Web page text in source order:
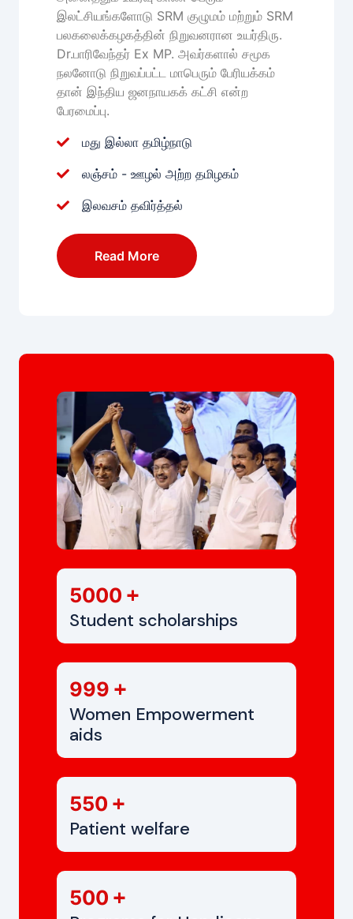
இலட்சியங்களோடு SRM குழுமம் மற்றும் SRM
பலகலைக்கழகத்தின் நிறுவனரான உயர்திரு.
Dr.பாரிவேந்தர் Ex MP. அவர்களால் சமூக
நலனோடு நிறுவப்பட்ட மாபெரும் பேரியக்கம்
தான் இந்திய ஜனநாயகக் கட்சி என்ற
பேரமைப்பு.
மது இல்லா தமிழ்நாடு
லஞ்சம் - ஊழல் அற்ற தமிழகம்
இலவசம் தவிர்த்தல்
Read More
5000 +
Student scholarships
999 +
Women Empowerment
aids
550 +
Patient welfare
500 +